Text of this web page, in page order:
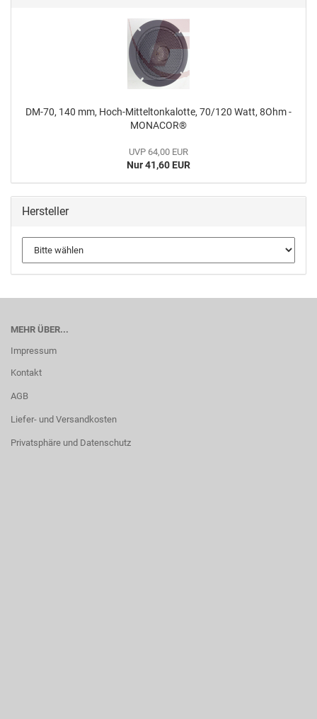
DM-70, 140 mm, Hoch-Mitteltonkalotte, 70/120 Watt, 8Ohm -
MONACOR®
UVP 64,00 EUR
Nur 41,60 EUR
Hersteller
MEHR ÜBER...
Impressum
Kontakt
AGB
Liefer- und Versandkosten
Privatsphäre und Datenschutz